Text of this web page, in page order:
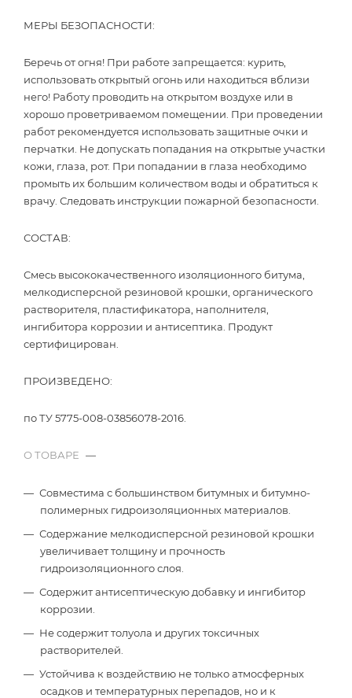
МЕРЫ БЕЗОПАСНОСТИ:
Беречь от огня! При работе запрещается: курить,
использовать открытый огонь или находиться вблизи
него! Работу проводить на открытом воздухе или в
хорошо проветриваемом помещении. При проведении
работ рекомендуется использовать защитные очки и
перчатки. Не допускать попадания на открытые участки
кожи, глаза, рот. При попадании в глаза необходимо
промыть их большим количеством воды и обратиться к
врачу. Следовать инструкции пожарной безопасности.
СОСТАВ:
Смесь высококачественного изоляционного битума,
мелкодисперсной резиновой крошки, органического
растворителя, пластификатора, наполнителя,
ингибитора коррозии и антисептика. Продукт
сертифицирован.
ПРОИЗВЕДЕНО:
по ТУ 5775-008-03856078-2016.
О ТОВАРЕ —
Совместима с большинством битумных и битумно-
полимерных гидроизоляционных материалов.
Содержание мелкодисперсной резиновой крошки
увеличивает толщину и прочность
гидроизоляционного слоя.
Содержит антисептическую добавку и ингибитор
коррозии.
Не содержит толуола и других токсичных
растворителей.
Устойчива к воздействию не только атмосферных
осадков и температурных перепадов, но и к